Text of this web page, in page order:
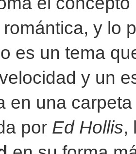
y lo
es un tema
y un
en una
por Ed Hollis,